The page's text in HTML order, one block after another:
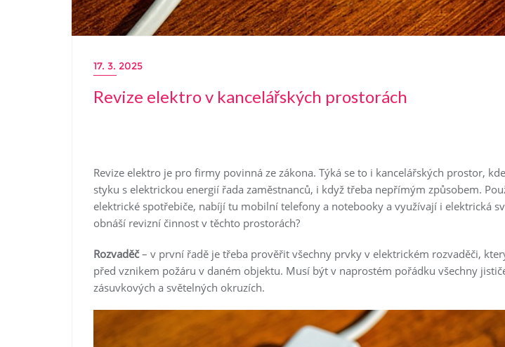
17. 3. 2025
Revize elektro v kancelářských prostorách
Revize elektro je pro firmy povinná ze zákona. Týká se to i kancelářských prostor,
styku s elektrickou energií řada zaměstnanců, i když třeba nepřímým způsobem.
elektrické spotřebiče, nabíjí tu mobilní telefony a notebooky a využívají i elektrická
obnáší revizní činnost v těchto prostorách?
Rozvaděč– v první řadě je třeba prověřit všechny prvky v elektrickém rozvaděči,
před vznikem požáru v daném objektu. Musí být v naprostém pořádku všechny
zásuvkových a světelných okruzích.